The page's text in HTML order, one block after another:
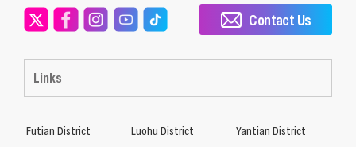
Links
Contact Us
Futian District Luohu District
Yantian District